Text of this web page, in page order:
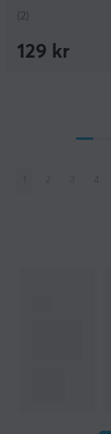
(2)
129 kr